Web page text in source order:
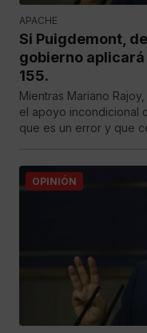
APACHE
Si Puigdemont,
gobierno aplicará
155.
Mientras Mariano
el apoyo incondicional
que es un error y que
OPINIÓN